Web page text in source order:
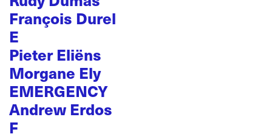
François Durel
E
Pieter Eliëns
Morgane Ely
EMERGENCY
Andrew Erdos
F